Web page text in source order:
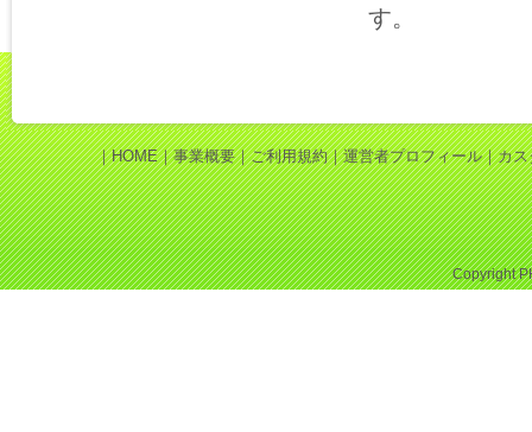
す。
｜HOME｜事業概要｜ご利用規約｜運営者プロフィール｜カス
Copyright